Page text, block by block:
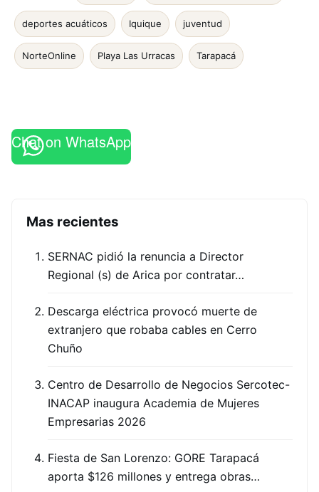
deportes acuáticos Iquique juventud
NorteOnline Playa Las Urracas Tarapacá
Chat on WhatsApp
Mas recientes
SERNAC pidió la renuncia a Director
Regional (s) de Arica por contratar…
Descarga eléctrica provocó muerte de
extranjero que robaba cables en Cerro
Chuño
Centro de Desarrollo de Negocios Sercotec-
INACAP inaugura Academia de Mujeres
Empresarias 2026
Fiesta de San Lorenzo: GORE Tarapacá
aporta $126 millones y entrega obras…